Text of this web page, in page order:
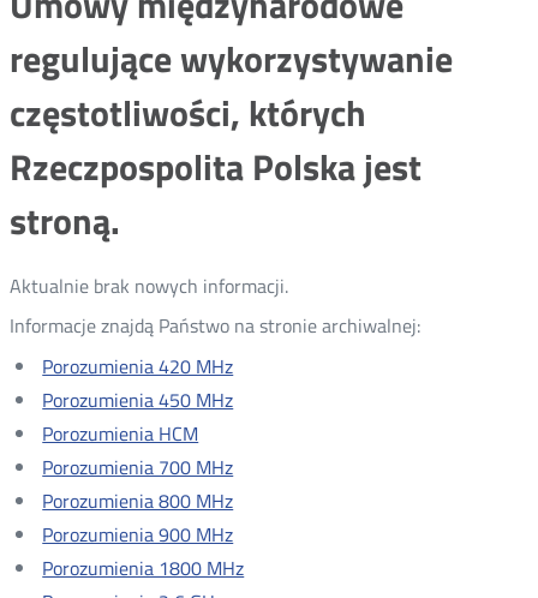
regulujące wykorzystywanie
częstotliwości, których
Rzeczpospolita Polska jest
stroną.
Aktualnie brak nowych informacji.
Informacje znajdą Państwo na stronie archiwalnej:
Porozumienia 420 MHz
Porozumienia 450 MHz
Porozumienia HCM
Porozumienia 700 MHz
Porozumienia 800 MHz
Porozumienia 900 MHz
Porozumienia 1800 MHz